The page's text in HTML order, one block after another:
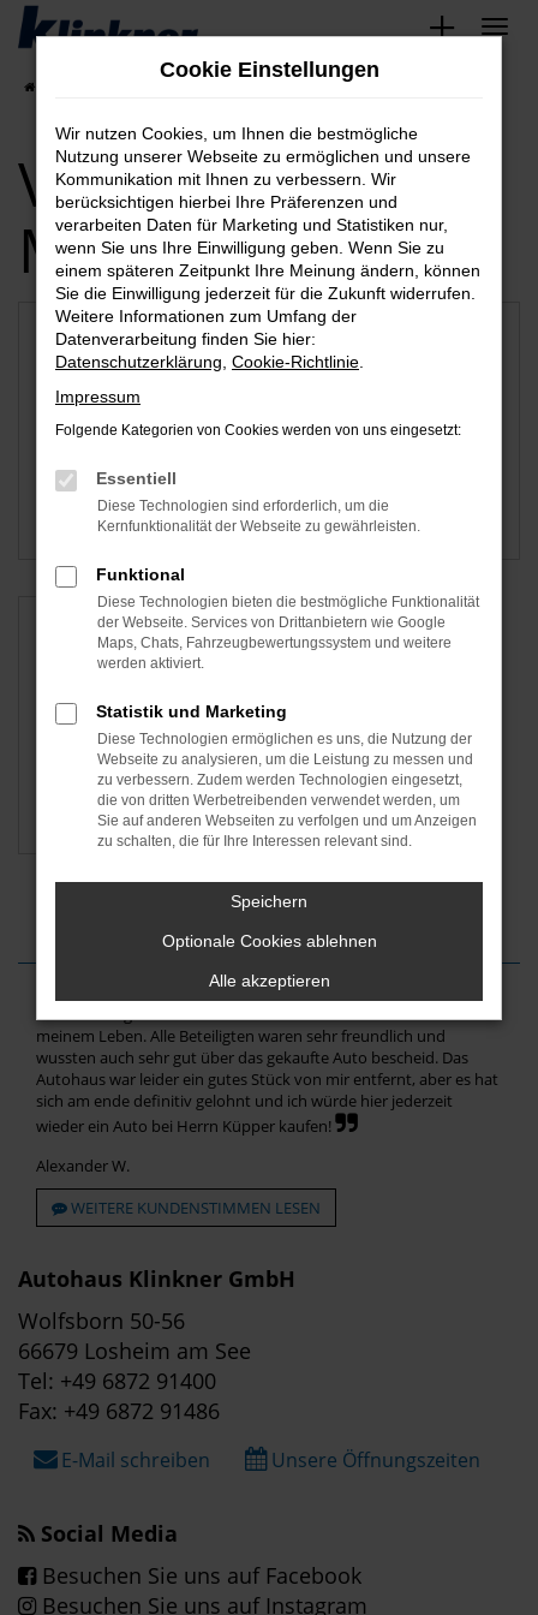
Zum
springen
Verfügbare
Marken
Audi VW
Škoda
Einen angenehmeren Autokauf hatte ich bisher noch nicht in
meinem Leben. Alle Beteiligten waren sehr freundlich und
wussten auch sehr gut über das gekaufte Auto bescheid. Das
Autohaus war leider ein gutes Stück von mir entfernt, aber es hat
sich am ende definitiv gelohnt und ich würde hier jederzeit
wieder ein Auto bei Herrn Küpper kaufen!
Alexander W.
WEITERE KUNDENSTIMMEN LESEN
Autohaus Klinkner GmbH
Wolfsborn 50-56
66679 Losheim am See
Tel: +49 6872 91400
Fax: +49 6872 91486
E-Mail schreiben Unsere Öffnungszeiten
Social Media
Besuchen Sie uns auf Facebook
Besuchen Sie uns auf Instagram
Cookie Einstellungen
Wir nutzen Cookies, um Ihnen die bestmögliche
Nutzung unserer Webseite zu ermöglichen und unsere
Kommunikation mit Ihnen zu verbessern. Wir
berücksichtigen hierbei Ihre Präferenzen und
verarbeiten Daten für Marketing und Statistiken nur,
wenn Sie uns Ihre Einwilligung geben. Wenn Sie zu
einem späteren Zeitpunkt Ihre Meinung ändern, können
Sie die Einwilligung jederzeit für die Zukunft widerrufen.
Weitere Informationen zum Umfang der
Datenverarbeitung finden Sie hier:
Datenschutzerklärung Cookie-Richtlinie
Impressum
Folgende Kategorien von Cookies werden von uns eingesetzt:
Essentiell
Diese Technologien sind erforderlich, um die
Kernfunktionalität der Webseite zu gewährleisten.
Funktional
Diese Technologien bieten die bestmögliche Funktionalität
der Webseite. Services von Drittanbietern wie Google
Maps, Chats, Fahrzeugbewertungssystem und weitere
werden aktiviert.
Statistik und Marketing
Diese Technologien ermöglichen es uns, die Nutzung der
Webseite zu analysieren, um die Leistung zu messen und
zu verbessern. Zudem werden Technologien eingesetzt,
die von dritten Werbetreibenden verwendet werden, um
Sie auf anderen Webseiten zu verfolgen und um Anzeigen
zu schalten, die für Ihre Interessen relevant sind.
Speichern
Optionale Cookies ablehnen
Alle akzeptieren